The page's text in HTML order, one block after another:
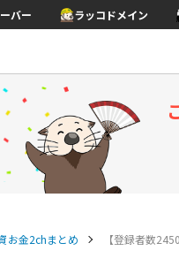
バー ラッコドメイン
お金2chまとめ 【登録者数